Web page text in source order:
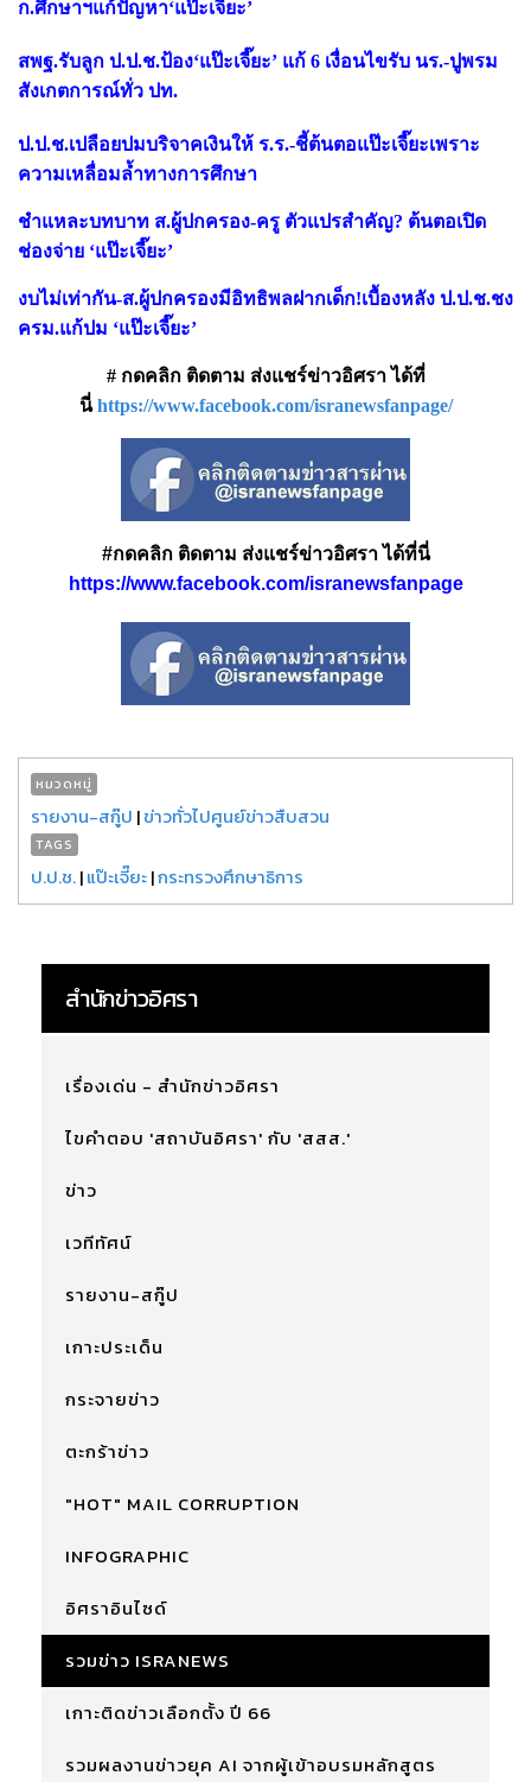
ก.ศึกษาฯแก้ปัญหา‘แป๊ะเจี๊ยะ’
สพฐ.รับลูก ป.ป.ช.ป้อง‘แป๊ะเจี๊ยะ’ แก้ 6 เงื่อนไขรับ นร.-ปูพรม
สังเกตการณ์ทั่ว ปท.
ป.ป.ช.เปลือยปมบริจาคเงินให้ ร.ร.-ชี้ต้นตอแป๊ะเจี๊ยะเพราะ
ความเหลื่อมล้ำทางการศึกษา
ชำแหละบทบาท ส.ผู้ปกครอง-ครู ตัวแปรสำคัญ? ต้นตอเปิด
ช่องจ่าย ‘แป๊ะเจี๊ยะ’
งบไม่เท่ากัน-ส.ผู้ปกครองมีอิทธิพลฝากเด็ก!เบื้องหลัง ป.ป.ช.ชง
ครม.แก้ปม ‘แป๊ะเจี๊ยะ’
# กดคลิก ติดตาม ส่งแชร์ข่าวอิศรา ได้ที่
นี่https://www.facebook.com/isranewsfanpage/
#กดคลิก ติดตาม ส่งแชร์ข่าวอิศรา ได้ที่นี่
https://www.facebook.com/isranewsfanpage
หมวดหมู่
รายงาน-สกู๊ป |ข่าวทั่วไปศูนย์ข่าวสืบสวน
TAGS
ป.ป.ช.|แป๊ะเจี๊ยะ|กระทรวงศึกษาธิการ
สำนักข่าวอิศรา
เรื่องเด่น - สำนักข่าวอิศรา
ไขคำตอบ 'สถาบันอิศรา' กับ 'สสส.'
ข่าว
เวทีทัศน์
รายงาน-สกู๊ป
เกาะประเด็น
กระจายข่าว
ตะกร้าข่าว
"HOT" MAIL CORRUPTION
INFOGRAPHIC
อิศราอินไซด์
รวมข่าว ISRANEWS
เกาะติดข่าวเลือกตั้ง ปี 66
รวมผลงานข่าวยุค AI จากผู้เข้าอบรมหลักสูตร